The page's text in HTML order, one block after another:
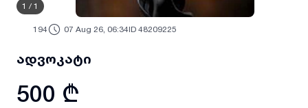
1 / 1
194 07 Aug 26, 06:34ID 48209225
ადვოკატი
500 ₾